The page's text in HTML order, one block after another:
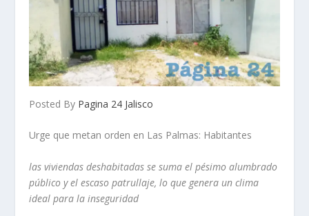
Posted By Pagina 24 Jalisco
Urge que metan orden en Las Palmas: Habitantes
las viviendas deshabitadas se suma el pésimo alumbrado
público y el escaso patrullaje, lo que genera un clima
ideal para la inseguridad